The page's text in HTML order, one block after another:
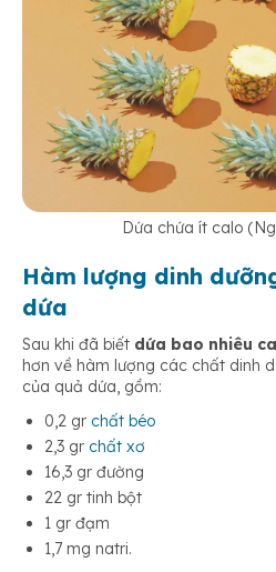
Dứa chứa ít calo
Hàm lượng dinh
dứa
Sau khi đã biết dứa bao nhiêu
hơn về hàm lượng các chất dinh
của quả dứa, gồm:
0,2 gr chất béo
2,3 gr chất xơ
16,3 gr đường
22 gr tinh bột
1 gr đạm
1,7 mg natri.